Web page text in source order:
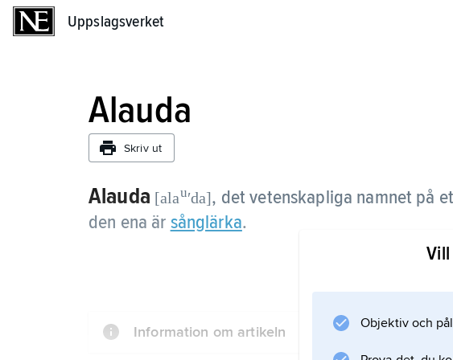
Uppslagsverket
Alauda
Skriv ut
Alauda [alauʹda], det vetenskapliga namnet på
den ena är sånglärka.
Information om artikeln Objektiv och